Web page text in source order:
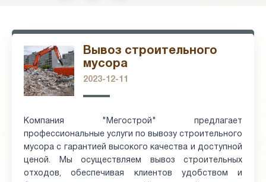
Вывоз строительного
мусора
2023-12-11
Компания "Мегострой" предлагает
профессиональные услуги по вывозу строительного
мусора с гарантией высокого качества и доступной
ценой. Мы осуществляем вывоз строительных
отходов, обеспечивая клиентов удобством и